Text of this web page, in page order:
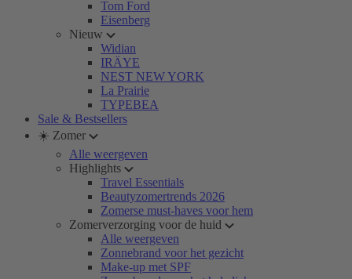
Tom Ford
Eisenberg
Nieuw
Widian
IRÄYE
NEST NEW YORK
La Prairie
TYPEBEA
Sale & Bestsellers
☀️ Zomer
Alle weergeven
Highlights
Travel Essentials
Beautyzomertrends 2026
Zomerse must-haves voor hem
Zomerverzorging voor de huid
Alle weergeven
Zonnebrand voor het gezicht
Make-up met SPF